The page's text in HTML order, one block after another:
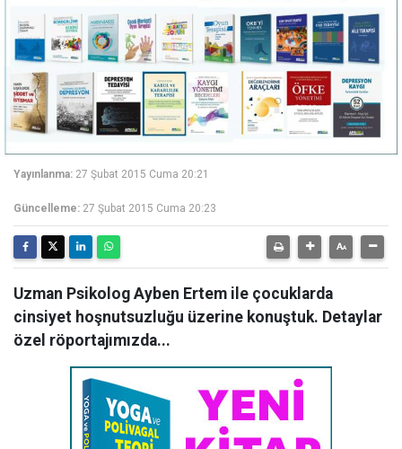
Yayınlanma: 27 Şubat 2015 Cuma 20:21
Güncelleme: 27 Şubat 2015 Cuma 20:23
Uzman Psikolog Ayben Ertem ile çocuklarda
cinsiyet hoşnutsuzluğu üzerine konuştuk. Detaylar
özel röportajımızda...